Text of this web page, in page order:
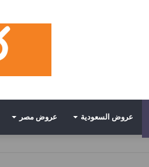
عروض السعودية عروض مصر